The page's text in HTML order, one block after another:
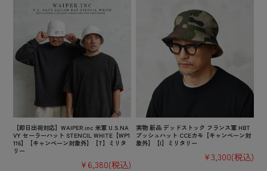
【即日出荷対応】WAIPER.inc 米軍 U.S.NA
VY セーラーハット STENCIL WHITE【WP1
116】【キャンペーン対象外】【T】ミリタ
リー
¥6,380(税込)
実物 新品 デッドストック フランス軍 HBT
ブッシュハット CCEカモ【キャンペーン対
象外】【I】ミリタリー
¥3,300(税込)